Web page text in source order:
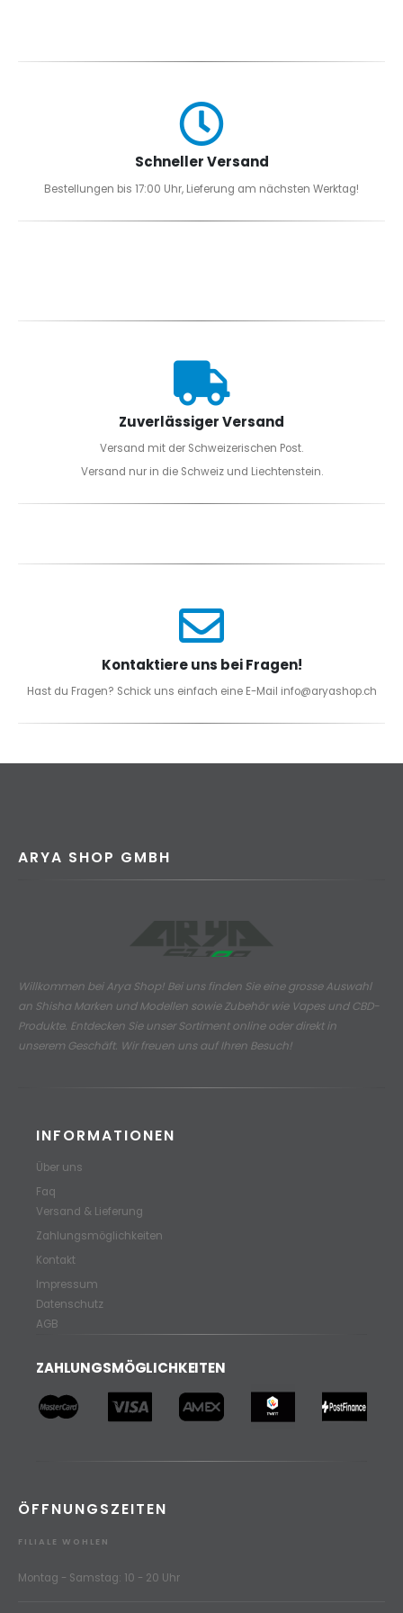
der
gewählt
werden
Schneller Versand
Bestellungen bis 17:00 Uhr, Lieferung am nächsten Werktag!
Zuverlässiger Versand
Versand mit der Schweizerischen Post.
Versand nur in die Schweiz und Liechtenstein.
Kontaktiere uns bei Fragen!
Hast du Fragen? Schick uns einfach eine E-Mail info@aryashop.ch
ARYA SHOP GMBH
Willkommen bei Arya Shop! Bei uns finden Sie eine grosse Auswahl
an Shisha Marken und Modellen sowie Zubehör wie Vapes und CBD-
Produkte. Entdecken Sie unser Sortiment online oder direkt in
unserem Geschäft. Wir freuen uns auf Ihren Besuch!
INFORMATIONEN
Über uns
Faq
Versand & Lieferung
Zahlungsmöglichkeiten
Kontakt
Impressum
Datenschutz
AGB
ZAHLUNGSMÖGLICHKEITEN
ÖFFNUNGSZEITEN
FILIALE WOHLEN
Montag - Samstag: 10 - 20 Uhr